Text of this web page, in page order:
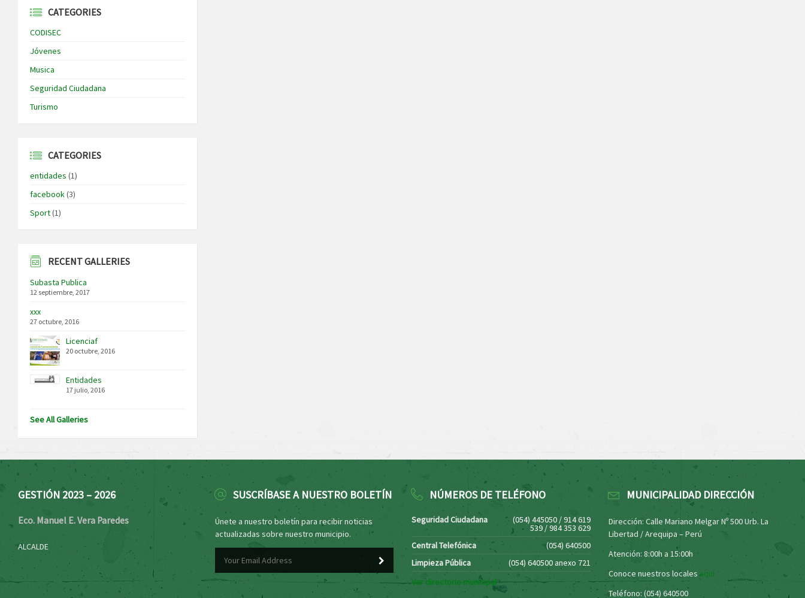
CATEGORIES
CODISEC
Jóvenes
Musica
Seguridad Ciudadana
Turismo
CATEGORIES
entidades (1)
facebook(3)
Sport(1)
RECENT GALLERIES
Subasta Publica
12 septiembre, 2017
xxx
27 octubre, 2016
Licenciaf
20 octubre, 2016
Entidades
17 julio, 2016
See All Galleries
GESTIÓN 2023 – 2026
Eco. Manuel E. Vera Paredes
ALCALDE
SUSCRÍBASE A NUESTRO BOLETÍN
Únete a nuestro boletín para recibir noticias
actualizadas sobre nuestro municipio.
NÚMEROS DE TELÉFONO
Seguridad Ciudadana (054) 445050 / 914 619
539 / 984 353 629
Central Telefónica
(054) 640500
Limpieza Pública
(054) 640500 anexo 721
Ver directorio municipal
MUNICIPALIDAD DIRECCIÓN
Dirección: Calle Mariano Melgar Nº 500 Urb. La
Libertad / Arequipa – Perú
Atención: 8:00h a 15:00h
Conoce nuestros locales aquí
Teléfono: (054) 640500